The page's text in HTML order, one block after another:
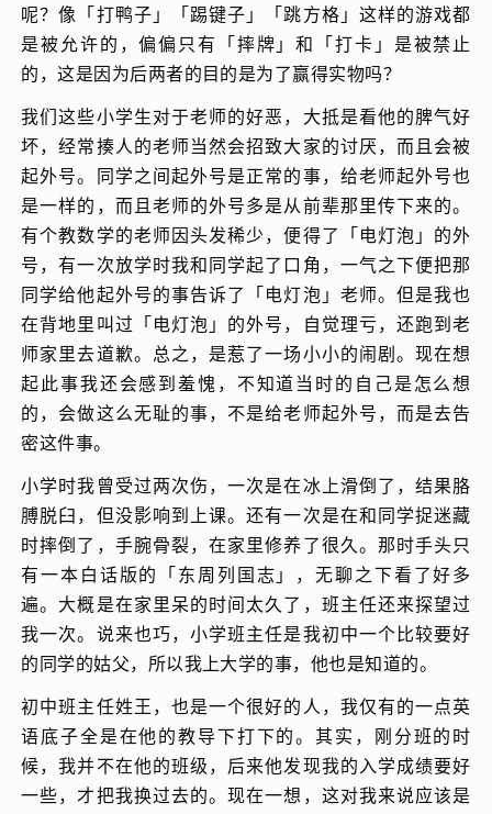
呢？像「打鸭子」「踢键子」「跳方格」这样的游戏都
是被允许的，偏偏只有「摔牌」和「打卡」是被禁止
的，这是因为后两者的目的是为了赢得实物吗？
我们这些小学生对于老师的好恶，大抵是看他的脾气好
坏，经常揍人的老师当然会招致大家的讨厌，而且会被
起外号。同学之间起外号是正常的事，给老师起外号也
是一样的，而且老师的外号多是从前辈那里传下来的。
有个教数学的老师因头发稀少，便得了「电灯泡」的外
号，有一次放学时我和同学起了口角，一气之下便把那
同学给他起外号的事告诉了「电灯泡」老师。但是我也
在背地里叫过「电灯泡」的外号，自觉理亏，还跑到老
师家里去道歉。总之，是惹了一场小小的闹剧。现在想
起此事我还会感到羞愧，不知道当时的自己是怎么想
的，会做这么无耻的事，不是给老师起外号，而是去告
密这件事。
小学时我曾受过两次伤，一次是在冰上滑倒了，结果胳
膊脱臼，但没影响到上课。还有一次是在和同学捉迷藏
时摔倒了，手腕骨裂，在家里修养了很久。那时手头只
有一本白话版的「东周列国志」，无聊之下看了好多
遍。大概是在家里呆的时间太久了，班主任还来探望过
我一次。说来也巧，小学班主任是我初中一个比较要好
的同学的姑父，所以我上大学的事，他也是知道的。
初中班主任姓王，也是一个很好的人，我仅有的一点英
语底子全是在他的教导下打下的。其实，刚分班的时
候，我并不在他的班级，后来他发现我的入学成绩要好
一些，才把我换过去的。现在一想，这对我来说应该是